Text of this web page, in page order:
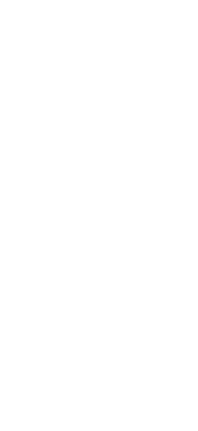
La Comisión Ejecutiva
nombramiento de la
de la formación hasta
adelantado desde el
mantendrán en el
La candidata que
presidenta del PSOE-M
la propia federación
su elección por